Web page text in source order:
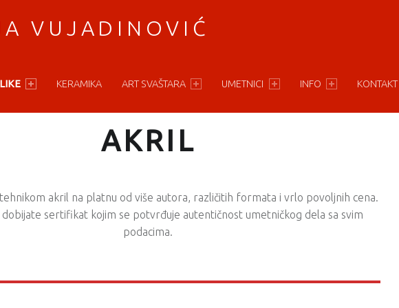
VUJADINOVIĆ
KERAMIKA ART SVAŠTARA UMETNICI INFO KONTAKT
AKRIL
akril na platnu od više autora, različitih formata i vrlo povoljnih cena.
dobijate sertifikat kojim se potvrđuje autentičnost umetničkog dela sa svim
podacima.